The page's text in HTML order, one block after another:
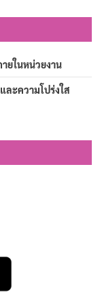
ยในหน่วยงาน
ละความโปร่งใส